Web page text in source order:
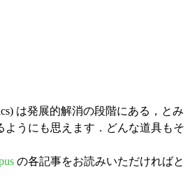
は発展的解消の段階にある，とみ
うにも思えます．どんな道具もそ
の各記事をお読みいただければと